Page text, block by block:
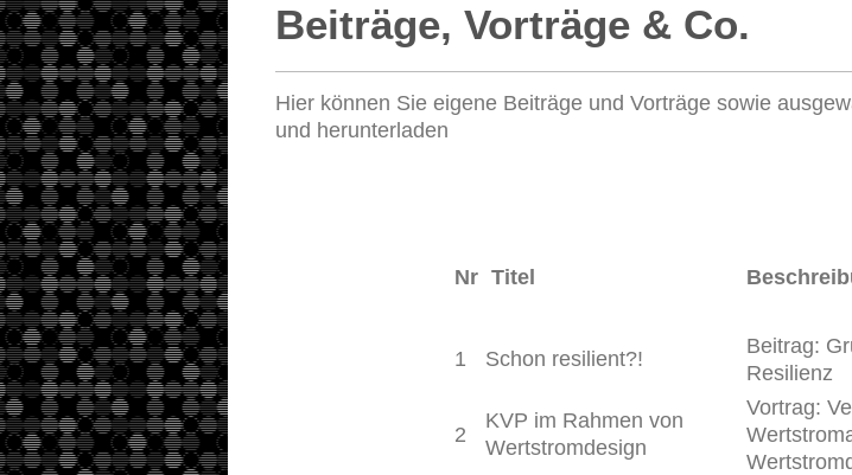
Beiträge, Vorträge & Co.
Hier können Sie eigene Beiträge und Vorträge sowie
und herunterladen
Nr Titel
1 Schon resilient?!
Beitrag:
Resilienz
2
KVP im Rahmen von
Wertstromdesign
Vortrag: